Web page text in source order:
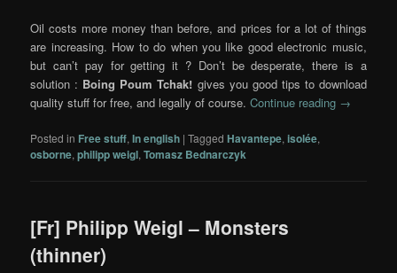
Oil costs more money than before, and prices for a lot of things
are increasing. How to do when you like good electronic music,
but can’t pay for getting it ? Don’t be desperate, there is a
solution : Boing Poum Tchak! gives you good tips to download
quality stuff for free, and legally of course.Continue reading →
Posted in Free stuff,In english |Tagged Havantepe,isolée,
osborne,philipp weigl,Tomasz Bednarczyk
[Fr] Philipp Weigl – Monsters
(thinner)